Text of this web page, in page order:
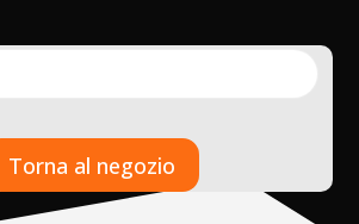
Torna al negozio